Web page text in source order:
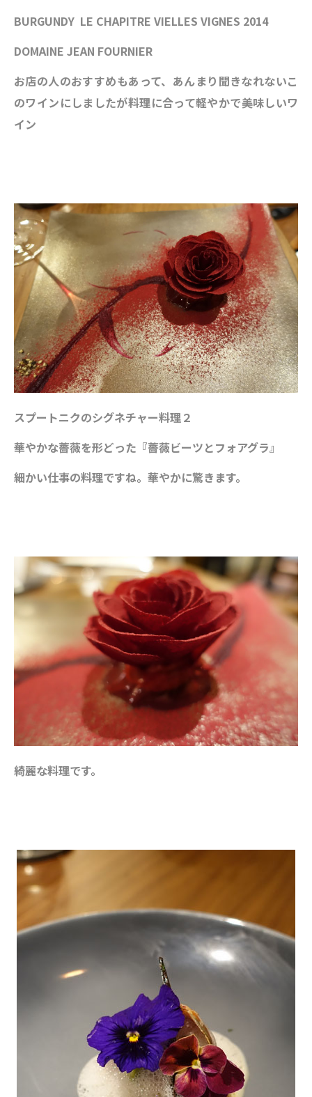
BURGUNDY LE CHAPITRE VIELLES VIGNES 2014
DOMAINE JEAN FOURNIER
お店の人のおすすめもあって、あんまり聞きなれないこ
のワインにしましたが料理に合って軽やかで美味しいワ
イン
スプートニクのシグネチャー料理２
華やかな薔薇を形どった『薔薇ビーツとフォアグラ』
細かい仕事の料理ですね。華やかに驚きます。
綺麗な料理です。